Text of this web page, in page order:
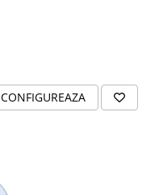
CONFIGUREAZA